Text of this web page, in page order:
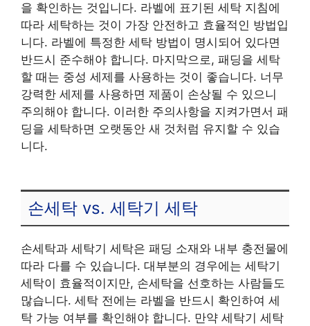
을 확인하는 것입니다. 라벨에 표기된 세탁 지침에
따라 세탁하는 것이 가장 안전하고 효율적인 방법입
니다. 라벨에 특정한 세탁 방법이 명시되어 있다면
반드시 준수해야 합니다. 마지막으로, 패딩을 세탁
할 때는 중성 세제를 사용하는 것이 좋습니다. 너무
강력한 세제를 사용하면 제품이 손상될 수 있으니
주의해야 합니다. 이러한 주의사항을 지켜가면서 패
딩을 세탁하면 오랫동안 새 것처럼 유지할 수 있습
니다.
손세탁 vs. 세탁기 세탁
손세탁과 세탁기 세탁은 패딩 소재와 내부 충전물에
따라 다를 수 있습니다. 대부분의 경우에는 세탁기
세탁이 효율적이지만, 손세탁을 선호하는 사람들도
많습니다. 세탁 전에는 라벨을 반드시 확인하여 세
탁 가능 여부를 확인해야 합니다. 만약 세탁기 세탁